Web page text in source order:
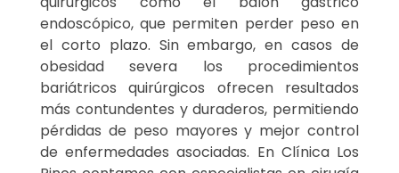
endoscópico, que permiten perder peso en
el corto plazo. Sin embargo, en casos de
obesidad severa los procedimientos
bariátricos quirúrgicos ofrecen resultados
más contundentes y duraderos, permitiendo
pérdidas de peso mayores y mejor control
de enfermedades asociadas. En Clínica Los